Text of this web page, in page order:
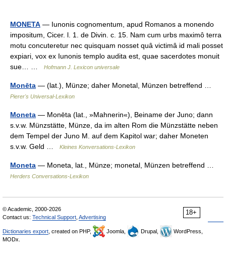
MONETA — Iunonis cognomentum, apud Romanos a monendo
impositum, Cicer. l. 1. de Divin. c. 15. Nam cum urbs maximô terra
motu concuteretur nec quisquam nosset quâ victimâ id mali posset
expiari, vox ex Iunonis templo audita est, quae sacerdotes monuit
sue… …
Hofmann J. Lexicon universale
Monēta — (lat.), Münze; daher Monetal, Münzen betreffend …
Pierer's Universal-Lexikon
Moneta — Monēta (lat., »Mahnerin«), Beiname der Juno; dann
s.v.w. Münzstätte, Münze, da im alten Rom die Münzstätte neben
dem Tempel der Juno M. auf dem Kapitol war; daher Moneten
s.v.w. Geld …
Kleines Konversations-Lexikon
Moneta — Moneta, lat., Münze; monetal, Münzen betreffend …
Herders Conversations-Lexikon
18+
© Academic, 2000-2026
Contact us: Technical Support Advertising
Dictionaries export , created on PHP, Joomla, Drupal,
WordPress,
MODx.